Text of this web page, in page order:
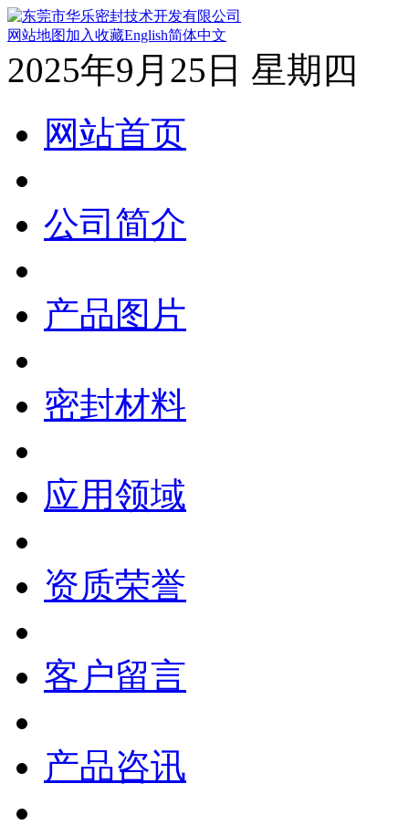
网站地图加入收藏English简体中文
2025年9月25日 星期四
网站首页
公司简介
产品图片
密封材料
应用领域
资质荣誉
客户留言
产品咨讯